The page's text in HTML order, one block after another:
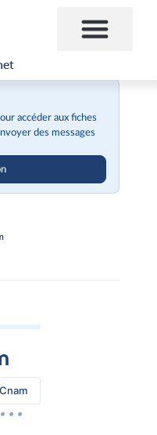
accéder aux fiches
des messages